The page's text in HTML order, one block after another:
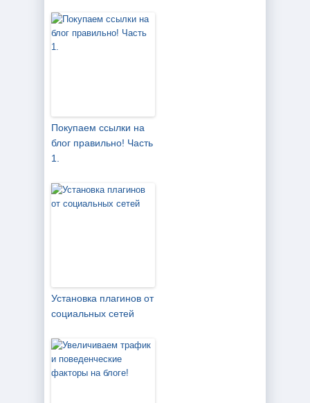
Покупаем ссылки на
блог правильно! Часть
1.
Установка плагинов от
социальных сетей